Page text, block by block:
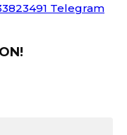
Telegram